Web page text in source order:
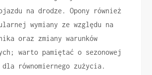
na drodze. Opony również
wymiany ze względu na
oraz zmiany warunków
warto pamiętać o sezonowej
równomiernego zużycia.